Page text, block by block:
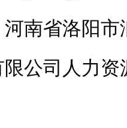
南省洛阳
公司人力资